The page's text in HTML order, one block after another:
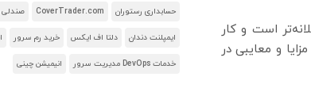
است و کار
و معایبی در
حسابداری رستوران CoverTrader.com صندلی
ایمپلنت دندان دلتا اف ایکس خرید رم سرور
خدمات DevOps مدیریت سرور انیمیشن چینی